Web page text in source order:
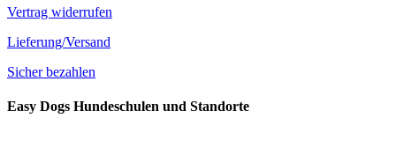
Vertrag widerrufen
Lieferung/Versand
Sicher bezahlen
Easy Dogs Hundeschulen und Standorte